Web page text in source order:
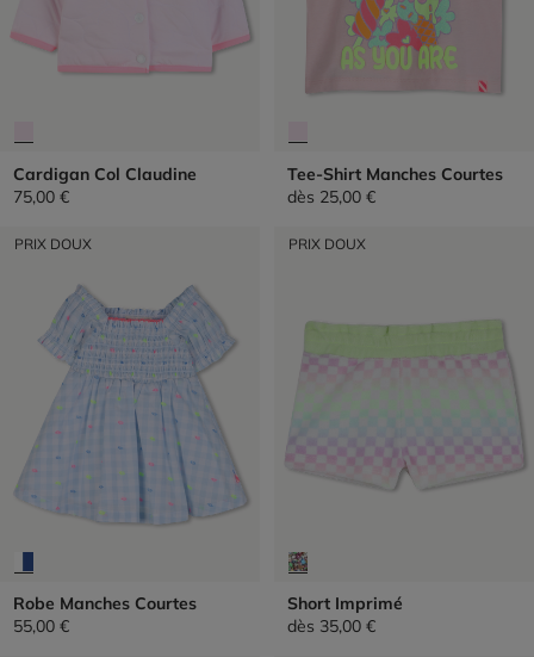
Cardigan Col Claudine
75,00 €
Tee-Shirt Manches Courtes
dès 25,00 €
PRIX DOUX
Robe Manches Courtes
55,00 €
PRIX DOUX
Short Imprimé
dès 35,00 €